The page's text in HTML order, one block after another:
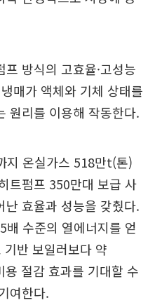
방식의 고효율·고성능
매가 액체와 기체 상태를
원리를 이용해 작동한다.
지 온실가스 518만t(톤)
트펌프 350만대 보급 사
난 효율과 성능을 갖췄다.
수준의 열에너지를 얻
반 보일러보다 약
절감 효과를 기대할 수
여한다.